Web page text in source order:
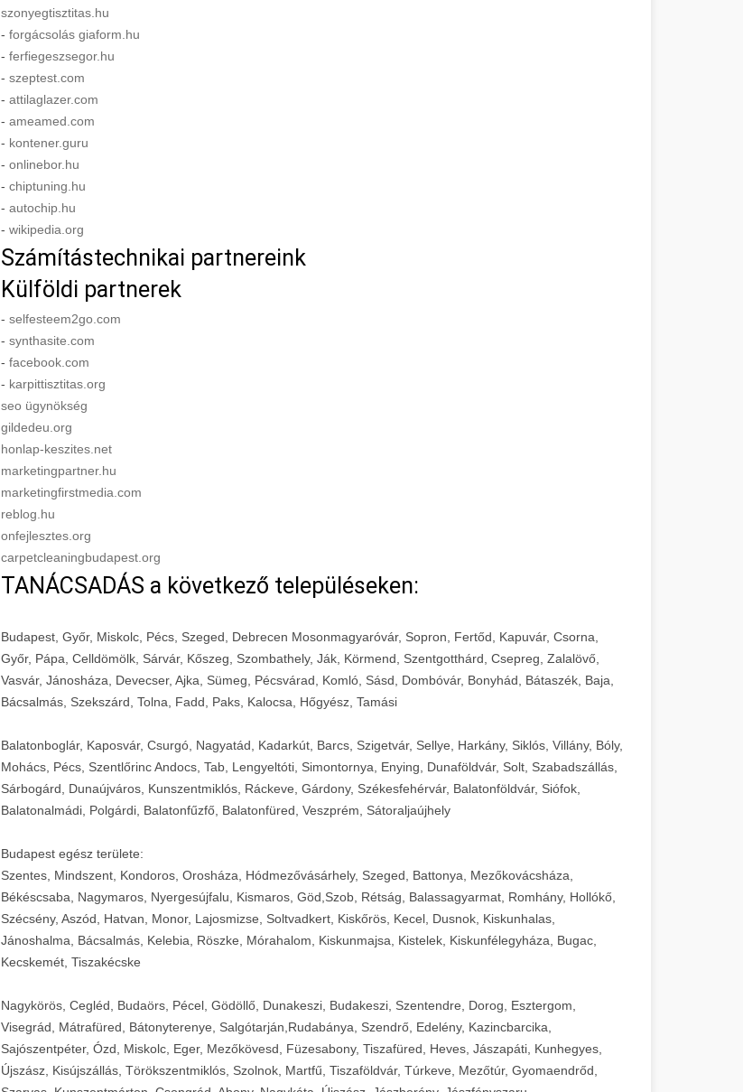
szonyegtisztitas.hu
- forgácsolás giaform.hu
- ferfiegeszsegor.hu
- szeptest.com
- attilaglazer.com
- ameamed.com
- kontener.guru
- onlinebor.hu
- chiptuning.hu
- autochip.hu
- wikipedia.org
Számítástechnikai partnereink
Külföldi partnerek
- selfesteem2go.com
- synthasite.com
- facebook.com
- karpittisztitas.org
seo ügynökség
gildedeu.org
honlap-keszites.net
marketingpartner.hu
marketingfirstmedia.com
reblog.hu
onfejlesztes.org
carpetcleaningbudapest.org
TANÁCSADÁS a következő településeken:
Budapest, Győr, Miskolc, Pécs, Szeged, Debrecen Mosonmagyaróvár, Sopron, Fertőd, Kapuvár, Csorna,
Győr, Pápa, Celldömölk, Sárvár, Kőszeg, Szombathely, Ják, Körmend, Szentgotthárd, Csepreg, Zalalövő,
Vasvár, Jánosháza, Devecser, Ajka, Sümeg, Pécsvárad, Komló, Sásd, Dombóvár, Bonyhád, Bátaszék, Baja,
Bácsalmás, Szekszárd, Tolna, Fadd, Paks, Kalocsa, Hőgyész, Tamási
Balatonboglár, Kaposvár, Csurgó, Nagyatád, Kadarkút, Barcs, Szigetvár, Sellye, Harkány, Siklós, Villány, Bóly,
Mohács, Pécs, Szentlőrinc Andocs, Tab, Lengyeltóti, Simontornya, Enying, Dunaföldvár, Solt, Szabadszállás,
Sárbogárd, Dunaújváros, Kunszentmiklós, Ráckeve, Gárdony, Székesfehérvár, Balatonföldvár, Siófok,
Balatonalmádi, Polgárdi, Balatonfűzfő, Balatonfüred, Veszprém, Sátoraljaújhely
Budapest egész területe:
Szentes, Mindszent, Kondoros, Orosháza, Hódmezővásárhely, Szeged, Battonya, Mezőkovácsháza,
Békéscsaba, Nagymaros, Nyergesújfalu, Kismaros, Göd,Szob, Rétság, Balassagyarmat, Romhány, Hollókő,
Szécsény, Aszód, Hatvan, Monor, Lajosmizse, Soltvadkert, Kiskőrös, Kecel, Dusnok, Kiskunhalas,
Jánoshalma, Bácsalmás, Kelebia, Röszke, Mórahalom, Kiskunmajsa, Kistelek, Kiskunfélegyháza, Bugac,
Kecskemét, Tiszakécske
Nagykörös, Cegléd, Budaörs, Pécel, Gödöllő, Dunakeszi, Budakeszi, Szentendre, Dorog, Esztergom,
Visegrád, Mátrafüred, Bátonyterenye, Salgótarján,Rudabánya, Szendrő, Edelény, Kazincbarcika,
Sajószentpéter, Ózd, Miskolc, Eger, Mezőkövesd, Füzesabony, Tiszafüred, Heves, Jászapáti, Kunhegyes,
Újszász, Kisújszállás, Törökszentmiklós, Szolnok, Martfű, Tiszaföldvár, Túrkeve, Mezőtúr, Gyomaendrőd,